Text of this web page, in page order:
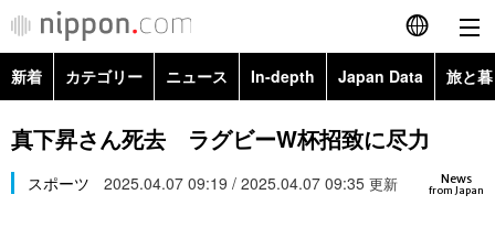
English
简体字
繁體字
新着 カテゴリー ニュース In-depth Japan Data 旅と
政治・外交
経済・ビジネス
Topics
Images
真下昇さん死去 ラグビーW杯招致に尽力
News
from Japan
スポーツ 2025.04.07 09:19 / 2025.04.07 09:35 更新